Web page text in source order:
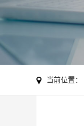
当前位置：